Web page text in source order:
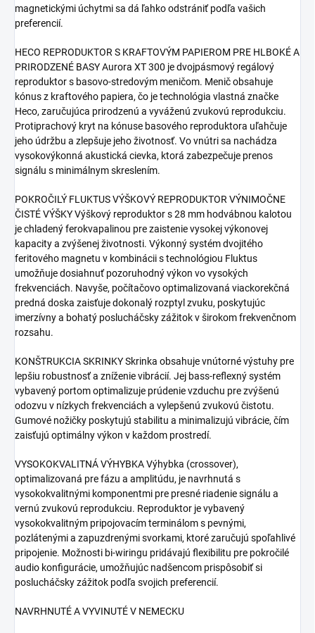
magnetickými úchytmi sa dá ľahko odstrániť podľa vašich
preferencií.
HECO REPRODUKTOR S KRAFTOVÝM PAPIEROM PRE HLBOKÉ A
PRIRODZENÉ BASY Aurora XT 300 je dvojpásmový regálový
reproduktor s basovo-stredovým meničom. Menič obsahuje
kónus z kraftového papiera, čo je technológia vlastná značke
Heco, zaručujúca prirodzenú a vyváženú zvukovú reprodukciu.
Protiprachový kryt na kónuse basového reproduktora uľahčuje
jeho údržbu a zlepšuje jeho životnosť. Vo vnútri sa nachádza
vysokovýkonná akustická cievka, ktorá zabezpečuje prenos
signálu s minimálnym skreslením.
POKROČILÝ FLUKTUS VÝŠKOVÝ REPRODUKTOR VÝNIMOČNE
ČISTÉ VÝŠKY Výškový reproduktor s 28 mm hodvábnou kalotou
je chladený ferokvapalinou pre zaistenie vysokej výkonovej
kapacity a zvýšenej životnosti. Výkonný systém dvojitého
feritového magnetu v kombinácii s technológiou Fluktus
umožňuje dosiahnuť pozoruhodný výkon vo vysokých
frekvenciách. Navyše, počítačovo optimalizovaná viackorekčná
predná doska zaisťuje dokonalý rozptyl zvuku, poskytujúc
imerzívny a bohatý poslucháčsky zážitok v širokom frekvenčnom
rozsahu.
KONŠTRUKCIA SKRINKY Skrinka obsahuje vnútorné výstuhy pre
lepšiu robustnosť a zníženie vibrácií. Jej bass-reflexný systém
vybavený portom optimalizuje prúdenie vzduchu pre zvýšenú
odozvu v nízkych frekvenciách a vylepšenú zvukovú čistotu.
Gumové nožičky poskytujú stabilitu a minimalizujú vibrácie, čím
zaisťujú optimálny výkon v každom prostredí.
VYSOKOKVALITNÁ VÝHYBKA Výhybka (crossover),
optimalizovaná pre fázu a amplitúdu, je navrhnutá s
vysokokvalitnými komponentmi pre presné riadenie signálu a
vernú zvukovú reprodukciu. Reproduktor je vybavený
vysokokvalitným pripojovacím terminálom s pevnými,
pozlátenými a zapuzdrenými svorkami, ktoré zaručujú spoľahlivé
pripojenie. Možnosti bi-wiringu pridávajú flexibilitu pre pokročilé
audio konfigurácie, umožňujúc nadšencom prispôsobiť si
poslucháčsky zážitok podľa svojich preferencií.
NAVRHNUTÉ A VYVINUTÉ V NEMECKU